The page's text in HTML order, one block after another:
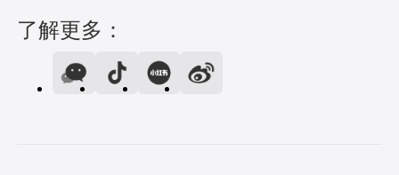
了解更多：